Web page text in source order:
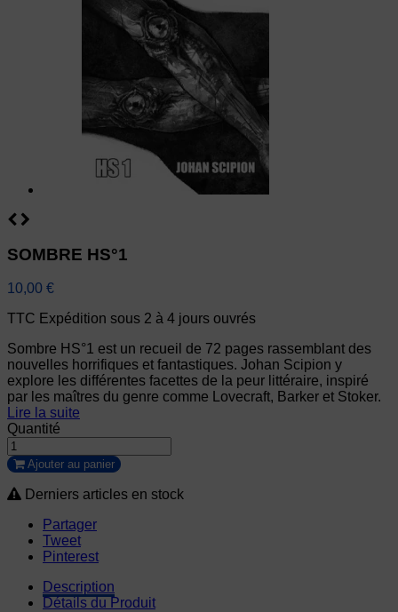
SOMBRE HS°1
10,00 €
TTC Expédition sous 2 à 4 jours ouvrés
Sombre HS°1 est un recueil de 72 pages rassemblant des
nouvelles horrifiques et fantastiques. Johan Scipion y
explore les différentes facettes de la peur littéraire, inspiré
par les maîtres du genre comme Lovecraft, Barker et Stoker.
Lire la suite
Quantité
Ajouter au panier
Derniers articles en stock
Partager
Tweet
Pinterest
Description
Détails du Produit